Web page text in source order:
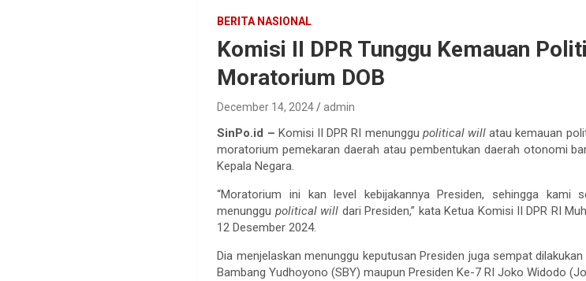
BERITA NASIONAL
Komisi II DPR Tunggu Kemauan
Moratorium DOB
December 14, 2024 admin
SinPo.id – Komisi II DPR RI menunggu political willatau kemauan
moratorium pemekaran daerah atau pembentukan daerah otonomi
Kepala Negara.
“Moratorium ini kan level kebijakannya Presiden, sehingga kami
menunggu political will dari Presiden,” kata Ketua Komisi II DPR RI
12 Desember 2024.
Dia menjelaskan menunggu keputusan Presiden juga sempat
Bambang Yudhoyono (SBY) maupun Presiden Ke-7 RI Joko Widodo